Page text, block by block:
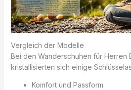
Vergleich der Modelle
Bei den Wanderschuhen für Herren
kristallisierten sich einige
Komfort und Passform